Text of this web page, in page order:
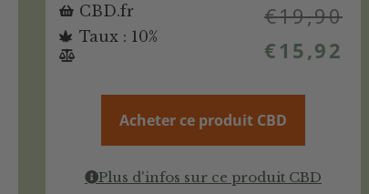
CBD.fr
Taux : 10%
€19,90
€ 15,92
Acheter ce produit CBD
Plus d'infos sur ce produit CBD